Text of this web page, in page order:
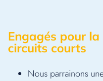
Engagés pour
circuits courts
Nous parrainons